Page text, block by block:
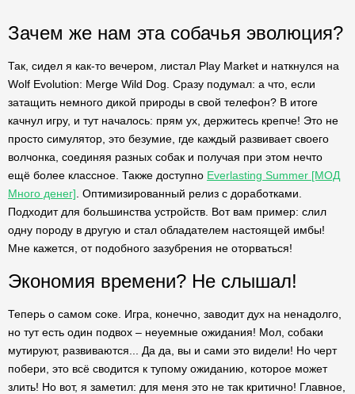
Зачем же нам эта собачья эволюция?
Так, сидел я как-то вечером, листал Play Market и наткнулся на
Wolf Evolution: Merge Wild Dog. Сразу подумал: а что, если
затащить немного дикой природы в свой телефон? В итоге
качнул игру, и тут началось: прям ух, держитесь крепче! Это не
просто симулятор, это безумие, где каждый развивает своего
волчонка, соединяя разных собак и получая при этом нечто
ещё более классное. Также доступно Everlasting Summer [МОД
Много денег] . Оптимизированный релиз с доработками.
Подходит для большинства устройств. Вот вам пример: слил
одну породу в другую и стал обладателем настоящей имбы!
Мне кажется, от подобного зазубрения не оторваться!
Экономия времени? Не слышал!
Теперь о самом соке. Игра, конечно, заводит дух на ненадолго,
но тут есть один подвох – неуемные ожидания! Мол, собаки
мутируют, развиваются... Да да, вы и сами это видели! Но черт
побери, это всё сводится к тупому ожиданию, которое может
злить! Но вот, я заметил: для меня это не так критично! Главное,